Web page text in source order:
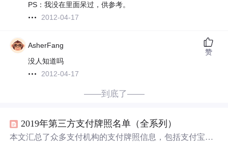
PS：我没在里面呆过，供参考。
2012-04-17
AsherFang
没人知道吗
2012-04-17
赞
——到底了——
2019年第三方支付牌照名单（全系列）
本文汇总了众多支付机构的支付牌照信息，包括支付宝、